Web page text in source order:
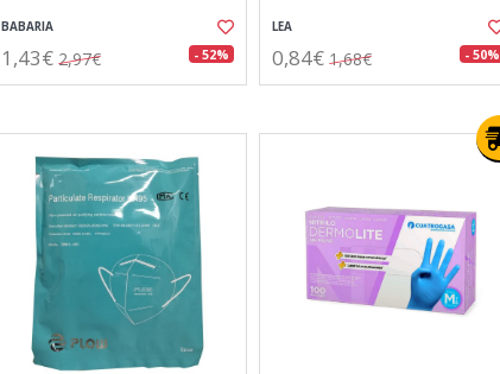
BABARIA
1,43€ 2,97€ - 52%
LEA
0,84€ 1,68€ - 50%